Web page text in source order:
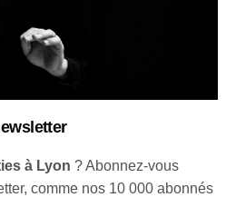
à Lyon ? Abonnez-vous
comme nos 10 000 abonnés